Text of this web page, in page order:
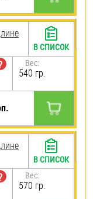
Вес:
540 гр.
В СПИСОК
Вес:
570 гр.
В СПИСОК